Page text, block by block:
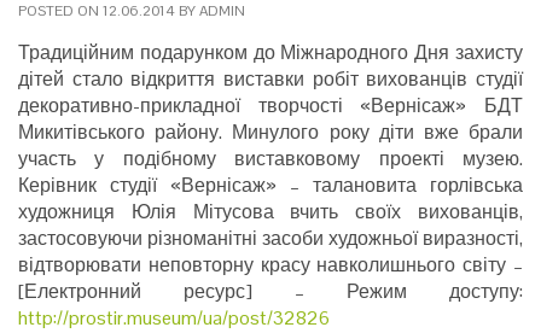
POSTED ON 12.06.2014 BYADMIN
Традиційним подарунком до Міжнародного Дня захисту
дітей стало відкриття виставки робіт вихованців студії
декоративно-прикладної творчості «Вернісаж» БДТ
Микитівського району. Минулого року діти вже брали
участь у подібному виставковому проекті музею.
Керівник студії «Вернісаж» – талановита горлівська
художниця Юлія Мітусова вчить своїх вихованців,
застосовуючи різноманітні засоби художньої виразності,
відтворювати неповторну красу навколишнього світу –
[Електронний ресурс] – Режим доступу:
http://prostir.museum/ua/post/32826